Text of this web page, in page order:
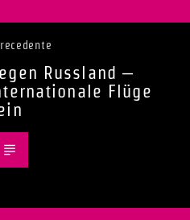
Russland –
Flüge